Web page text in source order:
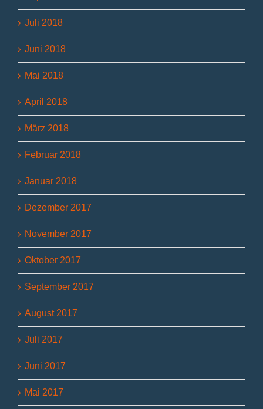
Juli 2018
Juni 2018
Mai 2018
April 2018
März 2018
Februar 2018
Januar 2018
Dezember 2017
November 2017
Oktober 2017
September 2017
August 2017
Juli 2017
Juni 2017
Mai 2017